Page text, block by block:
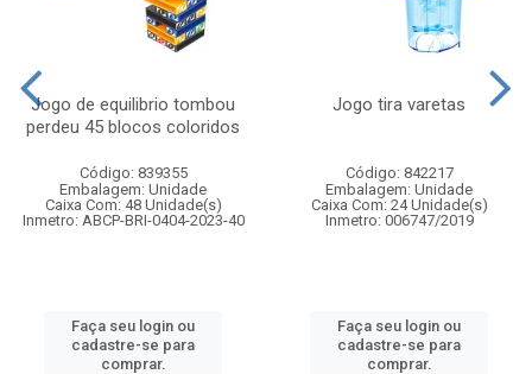
Jogo de equilibrio tombou
perdeu 45 blocos coloridos
Código: 839355
Embalagem: Unidade
Caixa Com: 48 Unidade(s)
Inmetro: ABCP-BRI-0404-2023-40
Faça seu login ou
cadastre-se para
comprar.
Jogo tira varetas
Código: 842217
Embalagem: Unidade
Caixa Com: 24 Unidade(s)
Inmetro: 006747/2019
Faça seu login ou
cadastre-se para
comprar.